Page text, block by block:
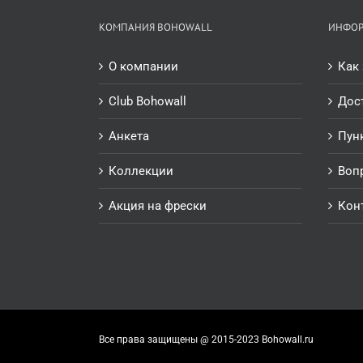
КОМПАНИЯ BOHOWALL
О компании
Club Bohowall
Анкета
Коллекции
Акция на фрески
Как
Все права защищены @ 2015-2023 Bohowall.ru